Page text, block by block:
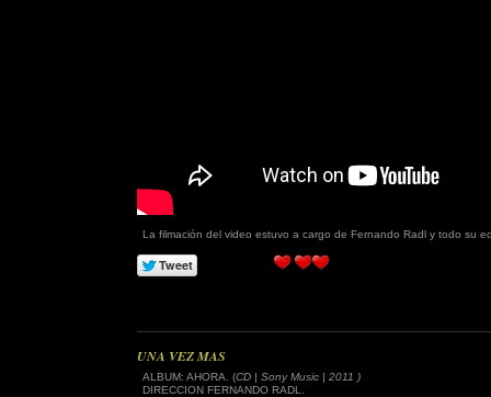
La filmación del video estuvo a cargo de Fernando Radl y todo su
UNA VEZ MAS
ALBUM: AHORA. (CD | Sony Music | 2011 )
DIRECCION FERNANDO RADL.